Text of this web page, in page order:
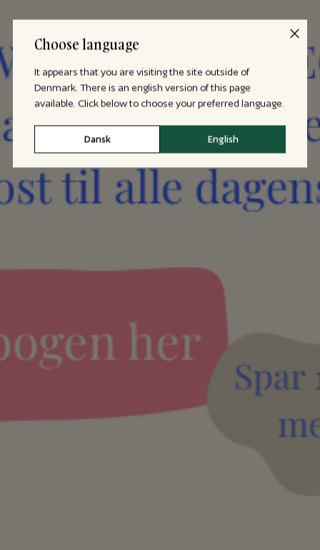
Choose language
It appears that you are visiting the site outside of
Denmark. There is an english version of this page
available. Click below to choose your preferred language.
Dansk English